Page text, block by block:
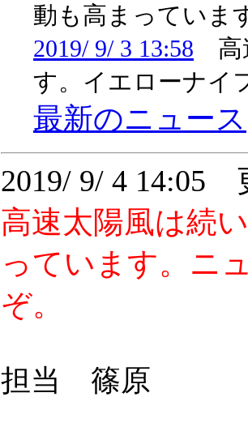
動も高まっていま
2019/ 9/ 3 13:58 高
す。イエローナイ
最新のニュース
2019/ 9/ 4 14:05
高速太陽風は続
っています。ニ
ぞ。
担当 篠原